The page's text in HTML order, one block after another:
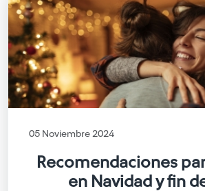
05 Noviembre 2024
Recomendaciones
en Navidad y fin